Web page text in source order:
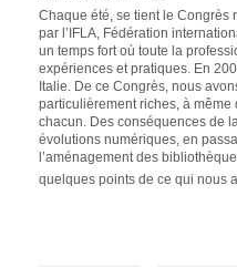
Chaque été, se tient le
par l’IFLA, Fédération
un temps fort où toute la
expériences et pratiques. En
Italie. De ce Congrès, nous
particulièrement riches, à
chacun. Des conséquences de
évolutions numériques, en
l’aménagement des
quelques points de ce qui nous